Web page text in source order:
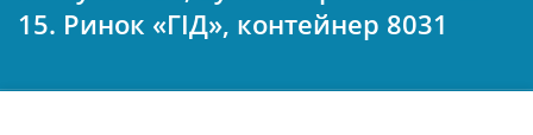
15. Ринок «ГІД», контейнер 8031